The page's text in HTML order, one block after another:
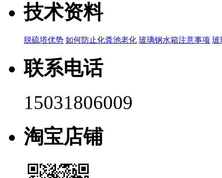
技术资料
脱硫塔优势 如何防止化粪池老化 玻璃钢水箱注意事项 玻
联系电话
15031806009
淘宝店铺